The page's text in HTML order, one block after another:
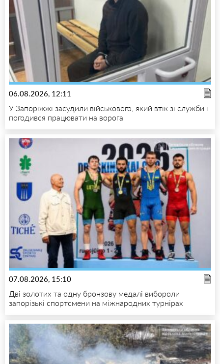
06.08.2026, 12:11
У Запоріжжі засудили військового, який втік зі служби і
погодився працювати на ворога
07.08.2026, 15:10
Дві золотих та одну бронзову медалі вибороли
запорізькі спортсмени на міжнародних турнірах